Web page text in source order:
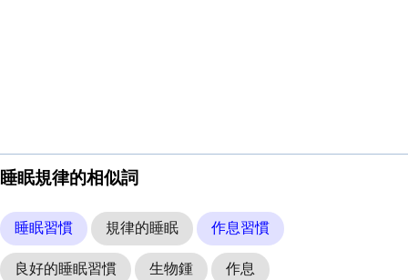
睡眠規律的相似詞
睡眠習慣 規律的睡眠 作息習慣
良好的睡眠習慣 生物鍾 作息